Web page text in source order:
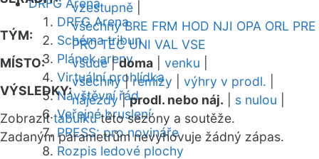
DRFG Arena
DRFG Arena
Schéma tribun
Plánek areny
Virtuální prohlídka
Návštěvní řád
Veřejné bruslení
PRESS: pro novináře
Rozpis ledové plochy
vzestupně
TÝM:
všechny BRE FRM HOD NJI OPA ORL PRE
PRO TEC UNI VAL VSE
MÍSTO:
všude|doma venku
VÝSLEDKY:
všechny|remízy výhry v prodl.
nájezdy|prodl. nebo náj. s nulou
Zobrazittabulkutéto sezóny a soutěže.
Zadaným parametrům nevyhovuje žádný zápas.